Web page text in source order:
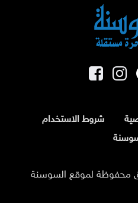
شروط الاستخدام